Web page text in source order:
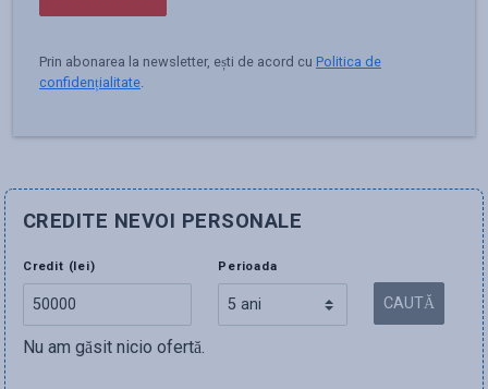
Prin abonarea la newsletter, ești de acord cu Politica de
confidențialitate
CREDITE NEVOI PERSONALE
Credit (lei) Perioada
CAUTĂ
Nu am găsit nicio ofertă.